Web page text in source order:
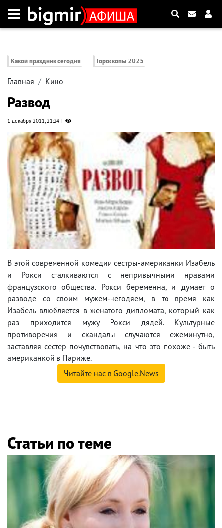
Какой праздник сегодня Гороскопы 2025
Главная Кино
Развод
1 декабря 2011, 21:24
В этой современной комедии сестры-американки Изабель
и Рокси сталкиваются с непривычными нравами
французского общества. Рокси беременна, и думает о
разводе со своим мужем-негодяем, в то время как
Изабель влюбляется в женатого дипломата, который как
раз приходится мужу Рокси дядей. Культурные
противоречия и скандалы случаются ежеминутно,
заставляя сестер почувствовать, на что это похоже - быть
американкой в Париже.
Читайте нас в Google.News
Статьи по теме